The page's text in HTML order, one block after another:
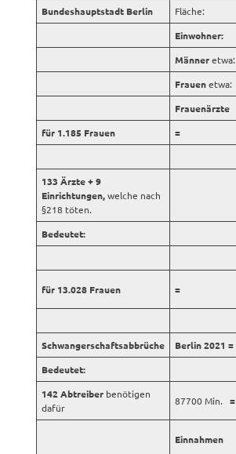
Bundeshauptstadt Berlin Fläche:
Einwohner:
Männeretwa:
Frauenetwa:
Frauenärzte
für 1.185 Frauen
=
133 Ärzte + 9
Einrichtungen,welche nach
§218 töten.
Bedeutet:
für 13.028 Frauen =
Schwangerschaftsabbrüche Berlin 2021 =
Bedeutet:
142 Abtreiber benötigen
dafür
87700 Min.=
Einnahmen